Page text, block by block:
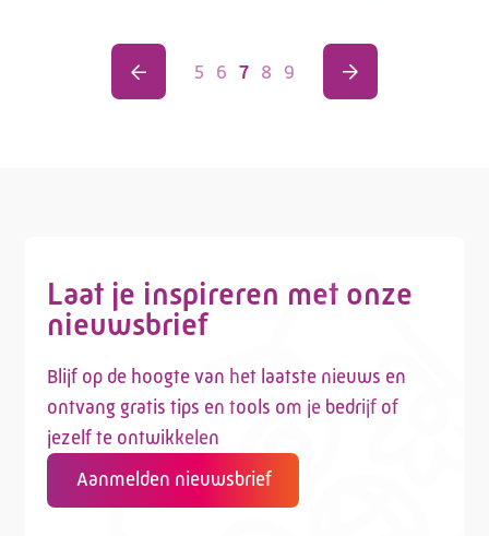
5 6 7 8 9
Laat je inspireren met onze
nieuwsbrief
Blijf op de hoogte van het laatste nieuws en
ontvang gratis tips en tools om je bedrijf of
jezelf te ontwikkelen
Aanmelden nieuwsbrief